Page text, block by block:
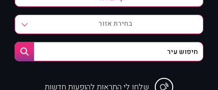
בחירת אזור
שלחו לי התראות להופעות חדשות